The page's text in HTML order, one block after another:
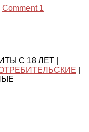
Comment 1
С 18 ЛЕТ |